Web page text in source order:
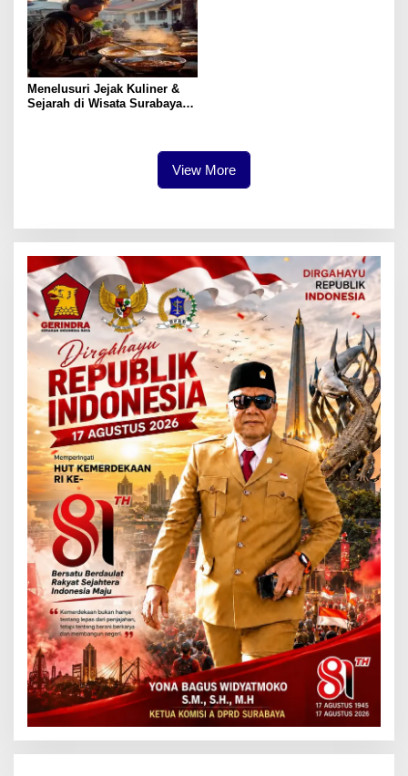
Menelusuri Jejak Kuliner &
Sejarah di Wisata Surabaya:
View More